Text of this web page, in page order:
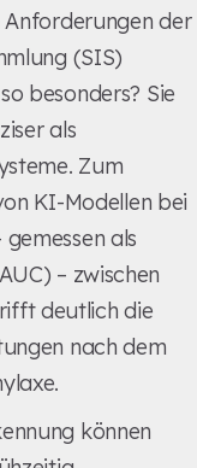
der
(SIS)
besonders? Sie
als
Zum
KI-Modellen bei
als
– zwischen
deutlich die
nach dem
können